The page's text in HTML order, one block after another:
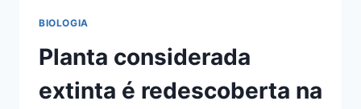
BIOLOGIA
Planta considerada
extinta é redescoberta na